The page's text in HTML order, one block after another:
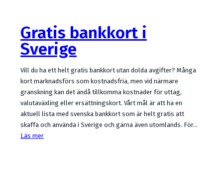
Gratis bankkort i
Sverige
Vill du ha ett helt gratis bankkort utan dolda avgifter? Många
kort marknadsförs som kostnadsfria, men vid närmare
granskning kan det ändå tillkomma kostnader för uttag,
valutaväxling eller ersättningskort. Vårt mål är att ha en
aktuell lista med svenska bankkort som är helt gratis att
skaffa och använda i Sverige och gärna även utomlands. För…
Läs mer